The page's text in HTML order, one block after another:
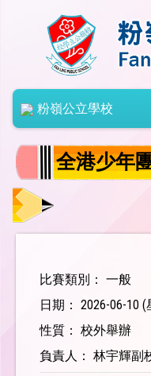
粉嶺公立學校
全港少年
比賽類別： 一般
日期： 2026-06-10
性質： 校外舉辦
負責人： 林宇輝副